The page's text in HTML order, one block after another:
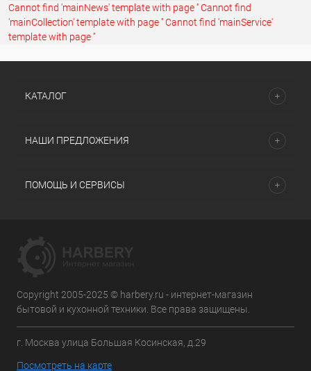
Cannot find 'mainNews' template with page ''Cannot find
'mainCollection' template with page ''Cannot find 'mainService'
template with page ''
КАТАЛОГ
НАШИ ПРЕДЛОЖЕНИЯ
ПОМОЩЬ И СЕРВИСЫ
Copyright 2005-2025 © harbery.ru - интернет-магазин
бытовой и кухонной техники. Все права защищены.
г. Москва улица Большая Косинская, д.29
Посмотреть на карте